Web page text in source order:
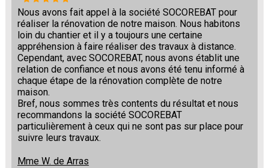
Nous avons fait appel à la société SOCOREBAT pour
réaliser la rénovation de notre maison. Nous habitons
loin du chantier et il y a toujours une certaine
appréhension à faire réaliser des travaux à distance.
Cependant, avec SOCOREBAT, nous avons établit une
relation de confiance et nous avons été tenu informé à
chaque étape de la rénovation complète de notre
maison.
Bref, nous sommes très contents du résultat et nous
recommandons la société SOCOREBAT
particulièrement à ceux qui ne sont pas sur place pour
suivre leurs travaux.
Mme W. de Arras